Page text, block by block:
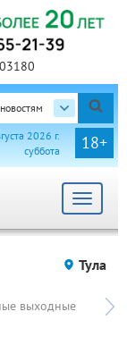
18+
2026 г.
суббота
Toggle
Тула
выходные